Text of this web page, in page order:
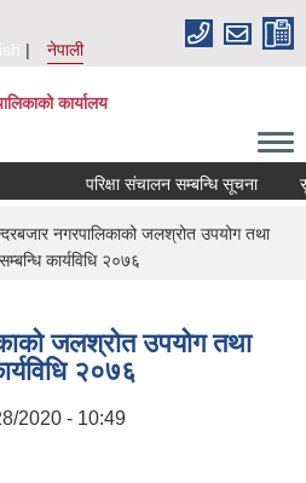
नेपाली
कार्यालय
परिक्षा संचालन सम्बन्धि सूचना
नगरपालिकाको जलश्रोत उपयोग तथा
कार्यविधि २०७६
जलश्रोत उपयोग तथा
२०७६
2020 - 10:49